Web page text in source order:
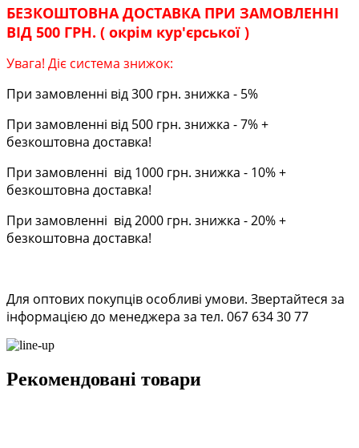
БЕЗКОШТОВНА ДОСТАВКА ПРИ ЗАМОВЛЕННІ
ВІД 500 ГРН. ( окрім кур'єрської )
Увага! Діє система знижок:
При замовленні від 300 грн. знижка - 5%
При замовленні від 500 грн. знижка - 7% +
безкоштовна доставка!
При замовленні від 1000 грн. знижка - 10% +
безкоштовна доставка!
При замовленні від 2000 грн. знижка - 20% +
безкоштовна доставка!
Для оптових покупців особливі умови. Звертайтеся за
інформацією до менеджера за тел. 067 634 30 77
Рекомендовані товари